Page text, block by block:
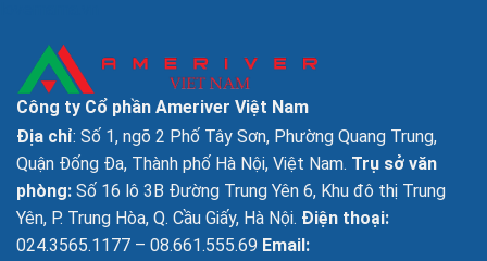
Công ty Cổ phần Ameriver Việt Nam
Địa chỉ: Số 1, ngõ 2 Phố Tây Sơn, Phường Quang Trung,
Quận Đống Đa, Thành phố Hà Nội, Việt Nam. Trụ sở văn
phòng: Số 16 lô 3B Đường Trung Yên 6, Khu đô thị Trung
Yên, P. Trung Hòa, Q. Cầu Giấy, Hà Nội. Điện thoại:
024.3565.1177 – 08.661.555.69 Email: